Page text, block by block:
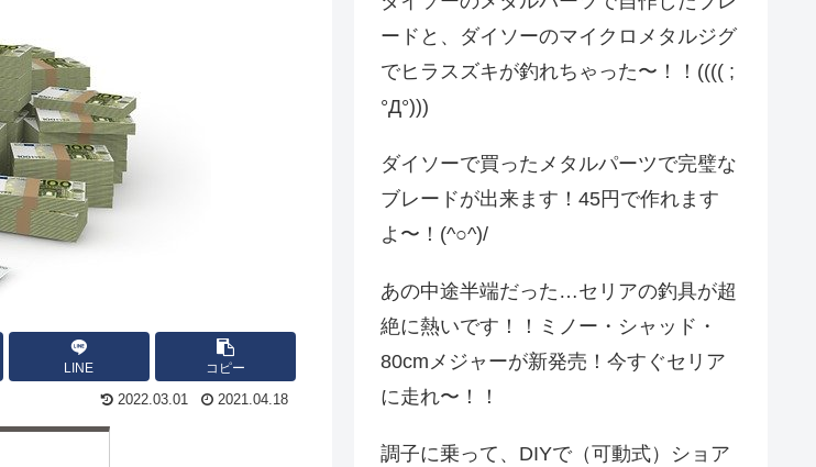
LINE コピー
2022.03.01 2021.04.18
ードと、ダイソーのマイクロメタルジグ
でヒラスズキが釣れちゃった〜！！(((( ;
°Д°)))
ダイソーで買ったメタルパーツで完璧な
ブレードが出来ます！45円で作れます
よ〜！(^○^)/
あの中途半端だった…セリアの釣具が超
絶に熱いです！！ミノー・シャッド・
80cmメジャーが新発売！今すぐセリア
に走れ〜！！
調子に乗って、DIYで（可動式）ショア